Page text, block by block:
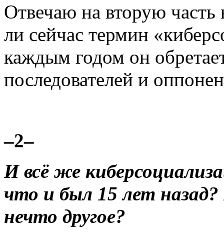
Отвечаю на вторую часть
ли сейчас термин
каждым годом он
последователей и
–2–
И всё же
что и был 15 лет
нечто другое?